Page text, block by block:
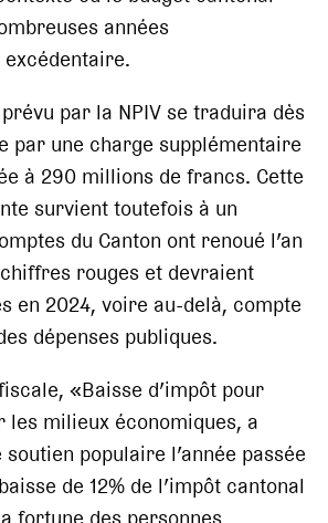
années
par la NPIV se traduira dès
par une charge supplémentaire
à 290 millions de francs. Cette
survient toutefois à un
du Canton ont renoué l’an
rouges et devraient
en 2024, voire au-delà, compte
dépenses publiques.
«Baisse d’impôt pour
les milieux économiques, a
populaire l’année passée
de 12% de l’impôt cantonal